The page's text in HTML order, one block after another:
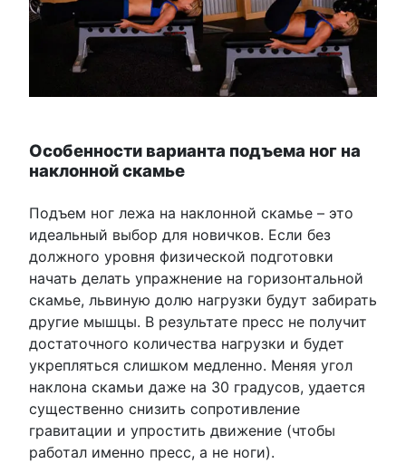
Особенности варианта подъема ног на
наклонной скамье
Подъем ног лежа на наклонной скамье – это
идеальный выбор для новичков. Если без
должного уровня физической подготовки
начать делать упражнение на горизонтальной
скамье, львиную долю нагрузки будут забирать
другие мышцы. В результате пресс не получит
достаточного количества нагрузки и будет
укрепляться слишком медленно. Меняя угол
наклона скамьи даже на 30 градусов, удается
существенно снизить сопротивление
гравитации и упростить движение (чтобы
работал именно пресс, а не ноги).